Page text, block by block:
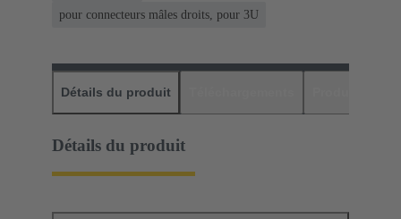
pour connecteurs mâles droits, pour 3U
Détails du produit
Détails du produit